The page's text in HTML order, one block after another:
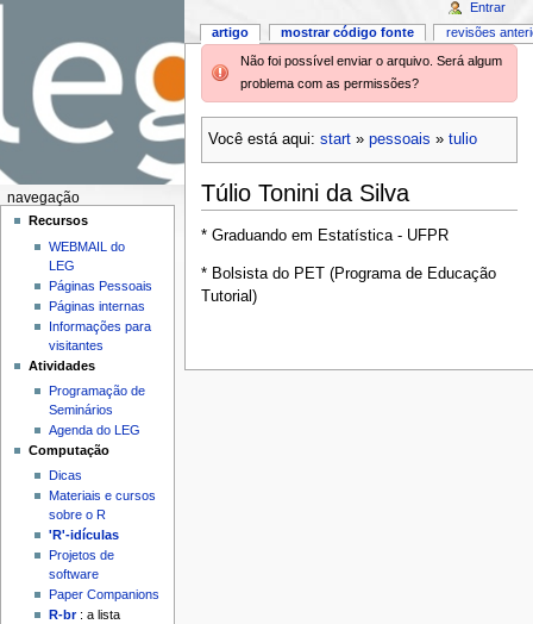
Não foi possível enviar o arquivo. Será algum
problema com as permissões?
Você está aqui: start» pessoais » tulio
Túlio Tonini da Silva
* Graduando em Estatística - UFPR
* Bolsista do PET (Programa de Educação
Tutorial)
artigo mostrar código fonte revisões
Entrar
navegação
Recursos
WEBMAIL do
LEG
Páginas Pessoais
Páginas internas
Informações para
visitantes
Atividades
Programação de
Seminários
Agenda do LEG
Computação
Dicas
Materiais e cursos
sobre o R
'R'-idículas
Projetos de
software
Paper Companions
R-br: a lista